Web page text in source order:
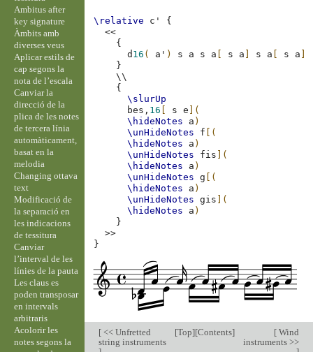
\relative c'
{
<<
{
d 16 ( a' ) s a s a s a s a s a
}
\\
{
\slurUp
bes, 16 s e ](
\hideNotes
a )
\unHideNotes
f [(
\hideNotes
a )
\unHideNotes
fis ](
\hideNotes
a )
\unHideNotes
g [(
\hideNotes
a )
\unHideNotes
gis ](
\hideNotes
a )
}
>>
}
[<< Unfretted
string instruments
[Top][Contents] [Wind
instruments >>
Ambitus after
key signature
Àmbits amb
diverses veus
Aplicar estils de
cap segons la
nota de l’escala
Canviar la
direcció de la
plica de les notes
de tercera línia
automàticament,
basat en la
melodia
Changing ottava
text
Modificació de
la separació en
les indicacions
de tessitura
Canviar
l’interval de les
línies de la pauta
Les claus es
poden transposar
en intervals
arbitraris
Acolorir les
notes segons la